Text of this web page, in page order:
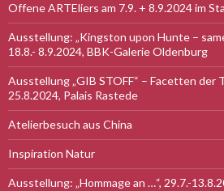
Offene ARTEliers am 7.9. + 8.9.2024 im
Ausstellung: „Kingston upon Hunte –
18.8.- 8.9.2024, BBK-Galerie Oldenburg
Ausstellung „GIB STOFF“ – Facetten der
25.8.2024, Palais Rastede
Atelierbesuch aus China
Inspiration Natur
Ausstellung: „Hommage an …“, 29.7.-